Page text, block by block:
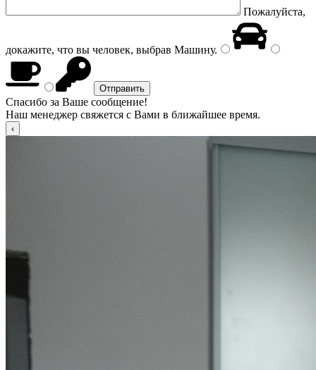
Пожалуйста,
докажите, что вы человек, выбрав Машину.
Спасибо за Ваше сообщение!
Наш менеджер свяжется с Вами в ближайшее время.